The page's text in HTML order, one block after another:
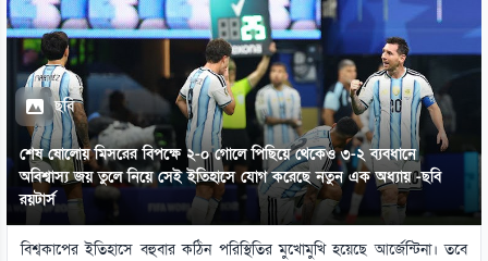
ছবি
শেষ ষোলোয় মিসরের বিপক্ষে ২-০ গোলে পিছিয়ে থেকেও ৩-২ ব্যবধানে
অবিশ্বাস্য জয় তুলে নিয়ে সেই ইতিহাসে যোগ করেছে নতুন এক অধ্যায় -ছবি
রয়টার্স
বিশ্বকাপের ইতিহাসে বহুবার কঠিন পরিস্থিতির মুখোমুখি হয়েছে আর্জেন্টিনা। তবে